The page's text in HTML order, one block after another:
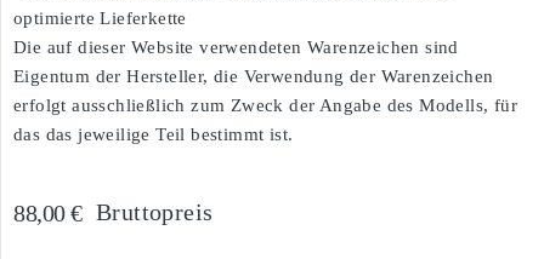
optimierte Lieferkette
Die auf dieser Website verwendeten Warenzeichen sind
Eigentum der Hersteller, die Verwendung der Warenzeichen
erfolgt ausschließlich zum Zweck der Angabe des Modells, für
das das jeweilige Teil bestimmt ist.
88,00 € Bruttopreis